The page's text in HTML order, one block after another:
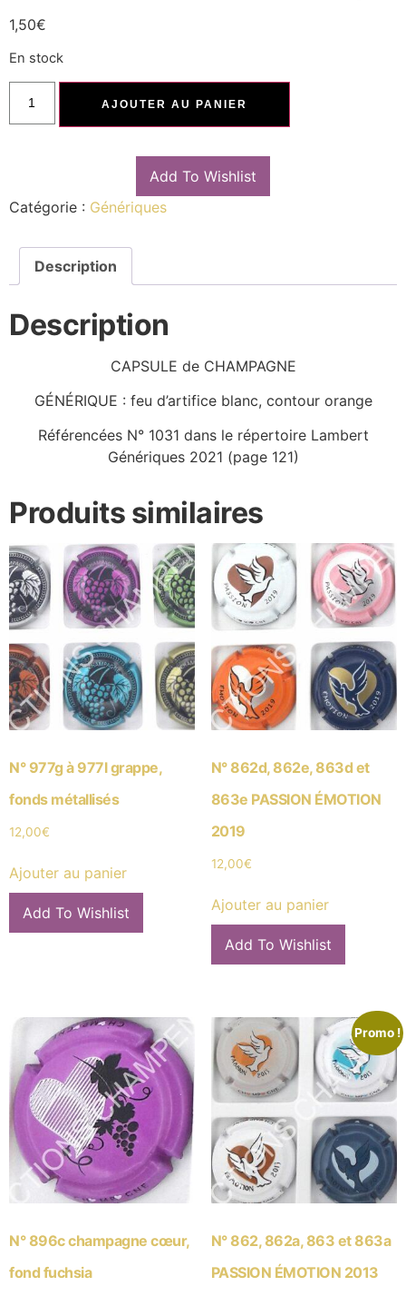
1,50€
En stock
AJOUTER AU PANIER
Add To Wishlist
Catégorie : Génériques
Description
Description
CAPSULE de CHAMPAGNE
GÉNÉRIQUE : feu d’artifice blanc, contour orange
Référencées N° 1031 dans le répertoire Lambert
Génériques 2021 (page 121)
Produits similaires
N° 977g à 977l grappe,
fonds métallisés
12,00€
Ajouter au panier
Add To Wishlist
N° 862d, 862e, 863d et
863e PASSION ÉMOTION
2019
12,00€
Ajouter au panier
Add To Wishlist
N° 896c champagne cœur,
fond fuchsia
Promo !
N° 862, 862a, 863 et 863a
PASSION ÉMOTION 2013